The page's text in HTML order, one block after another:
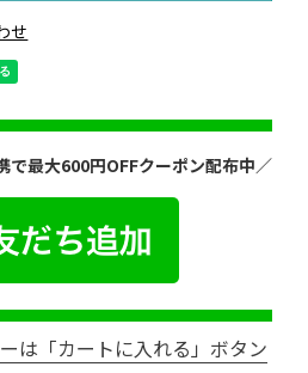
せ
で最大600円OFFクーポン配布中／
は「カートに入れる」ボタン